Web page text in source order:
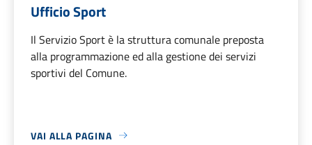
Ufficio Sport
Il Servizio Sport è la struttura comunale preposta
alla programmazione ed alla gestione dei servizi
sportivi del Comune.
VAI ALLA PAGINA